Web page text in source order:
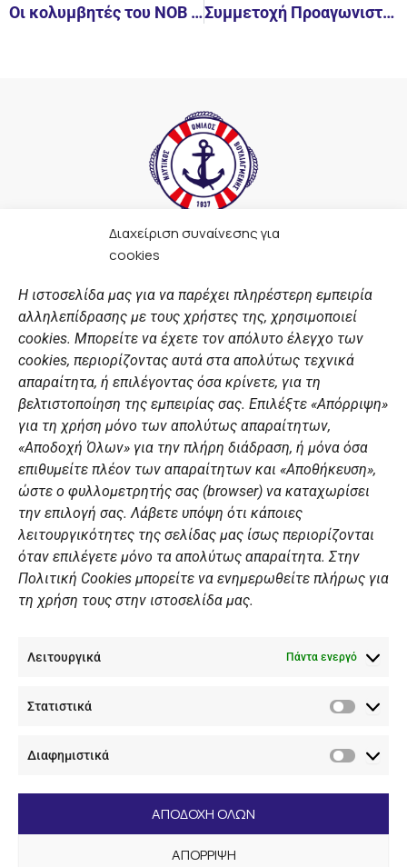
Διαχείριση συναίνεσης για
cookies
Η ιστοσελίδα μας για να παρέχει πληρέστερη εμπειρία
αλληλεπίδρασης με τους χρήστες της, χρησιμοποιεί
cookies. Μπορείτε να έχετε τον απόλυτο έλεγχο των
cookies, περιορίζοντας αυτά στα απολύτως τεχνικά
απαραίτητα, ή επιλέγοντας όσα κρίνετε, για τη
βελτιστοποίηση της εμπειρίας σας. Επιλέξτε «Απόρριψη»
για τη χρήση μόνο των απολύτως απαραίτητων,
«Αποδοχή Όλων» για την πλήρη διάδραση, ή μόνα όσα
επιθυμείτε πλέον των απαραίτητων και «Αποθήκευση»,
ώστε ο φυλλομετρητής σας (browser) να καταχωρίσει
την επιλογή σας. Λάβετε υπόψη ότι κάποιες
λειτουργικότητες της σελίδας μας ίσως περιορίζονται
όταν επιλέγετε μόνο τα απολύτως απαραίτητα. Στην
Πολιτική Cookies μπορείτε να ενημερωθείτε πλήρως για
τη χρήση τους στην ιστοσελίδα μας.
Λειτουργικά Πάντα ενεργό
Στατιστικά
Διαφημιστικά
ΑΠΟΔΟΧΗ ΟΛΩΝ
ΑΠΟΡΡΙΨΗ
Οι κολυμβητές του ΝΟΒ στον Διάπλου Βουλιαγμένης Συμμετοχή Προαγωνιστικής Κολύμβησης στο 8ο Κύπελλο Αγώνων
F
a
e
b
o
o
k
t
a
g
r
a
m
t
u
b
e
n
k
e
d
i
n
ΣΎΝΔΕΣΜΟΙ
Αθλητικές σχολές
Διάπλους
Χορηγοί
Summer Camp
ΠΡΟΣΩΠΙΚΑ ΔΕΔΟΜΕΝΑ
Πολιτική Ιστοσελίδας
Πολιτική Cookies Iστοσελίδας
Γενική Πολιτική ΝΟΒ
Ενημέρωση Summer Camp
ΕΠΙΚΟΙΝΩΝΊΑ
+30 210 89 62 416
Ναυτικός Όμιλος Βουλιαγμένης Λαιμός Βουλιαγμένης